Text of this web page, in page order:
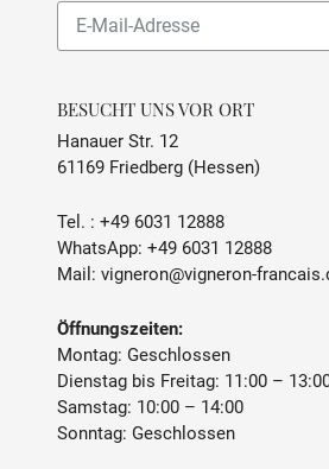
unsere
BESUCHT UNS VOR ORT
Hanauer Str. 12
61169 Friedberg (Hessen)
Tel. : +49 6031 12888
WhatsApp: +49 6031 12888
Mail: vigneron@vigneron-
Öffnungszeiten:
Montag: Geschlossen
Dienstag bis Freitag: 11:00 –
Samstag: 10:00 – 14:00
Sonntag: Geschlossen